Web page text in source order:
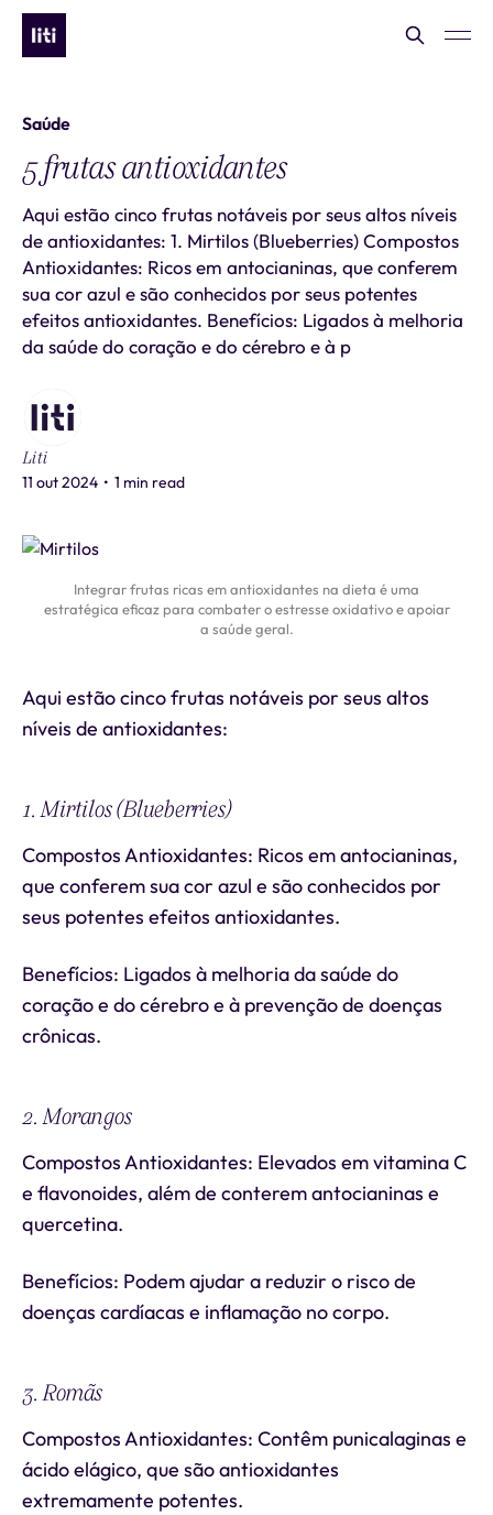
Saúde
5 frutas antioxidantes
Aqui estão cinco frutas notáveis por seus altos níveis
de antioxidantes: 1. Mirtilos (Blueberries) Compostos
Antioxidantes: Ricos em antocianinas, que conferem
sua cor azul e são conhecidos por seus potentes
efeitos antioxidantes. Benefícios: Ligados à melhoria
da saúde do coração e do cérebro e à p
Liti
11 out 2024 • 1 min read
Integrar frutas ricas em antioxidantes na dieta é uma
estratégica eficaz para combater o estresse oxidativo e apoiar
a saúde geral.
Aqui estão cinco frutas notáveis por seus altos
níveis de antioxidantes:
1. Mirtilos (Blueberries)
Compostos Antioxidantes: Ricos em antocianinas,
que conferem sua cor azul e são conhecidos por
seus potentes efeitos antioxidantes.
Benefícios: Ligados à melhoria da saúde do
coração e do cérebro e à prevenção de doenças
crônicas.
2. Morangos
Compostos Antioxidantes: Elevados em vitamina C
e flavonoides, além de conterem antocianinas e
quercetina.
Benefícios: Podem ajudar a reduzir o risco de
doenças cardíacas e inflamação no corpo.
3. Romãs
Compostos Antioxidantes: Contêm punicalaginas e
ácido elágico, que são antioxidantes
extremamente potentes.